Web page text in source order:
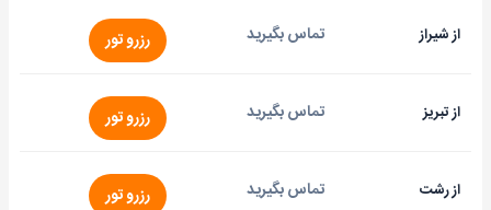
از شیراز تماس بگیرید رزرو تور
از تبریز تماس بگیرید رزرو تور
از رشت تماس بگیرید رزرو تور